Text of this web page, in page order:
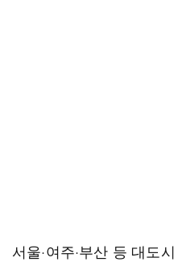
서울·여주·부산 등 대도